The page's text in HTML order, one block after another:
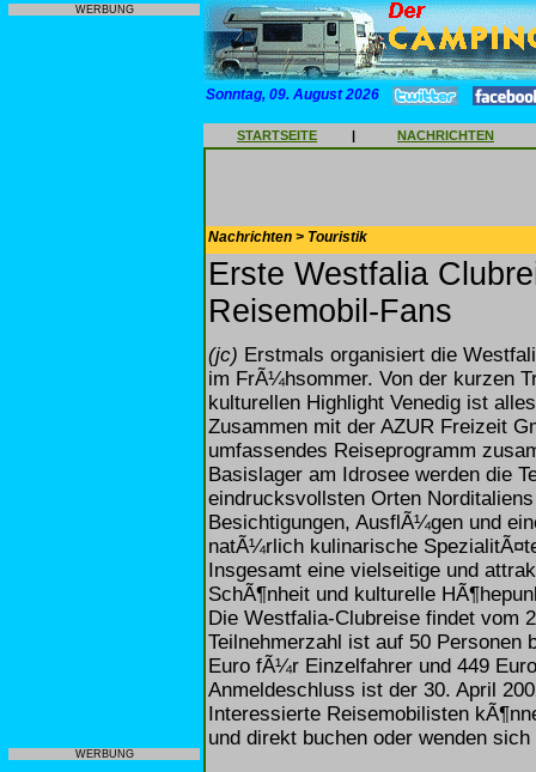
WERBUNG
WERBUNG
Sonntag, 09. August 2026
STARTSEITE | NACHRICHTEN
Nachrichten > Touristik
Erste Westfalia
Reisemobil-Fans
(jc) Erstmals organisiert die
im FrÃ¼hsommer. Von der kurzen
kulturellen Highlight Venedig ist
Zusammen mit der AZUR Freizeit
umfassendes Reiseprogramm
Basislager am Idrosee werden die
eindrucksvollsten Orten
Besichtigungen, AusflÃ¼gen und
natÃ¼rlich kulinarische
Insgesamt eine vielseitige und
SchÃ¶nheit und kulturelle
Die Westfalia-Clubreise findet vom
Teilnehmerzahl ist auf 50 Personen
Euro fÃ¼r Einzelfahrer und 449
Anmeldeschluss ist der 30. April
Interessierte Reisemobilisten
und direkt buchen oder wenden